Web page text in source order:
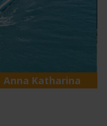
Katharina